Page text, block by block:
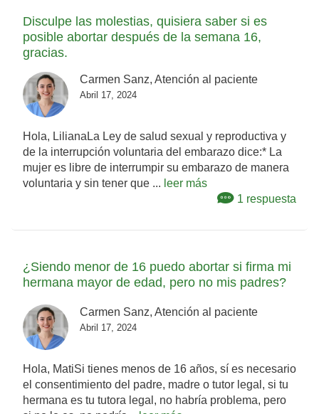
Disculpe las molestias, quisiera saber si es
posible abortar después de la semana 16,
gracias.
Carmen Sanz, Atención al paciente
Abril 17, 2024
Hola, LilianaLa Ley de salud sexual y reproductiva y
de la interrupción voluntaria del embarazo dice:* La
mujer es libre de interrumpir su embarazo de manera
voluntaria y sin tener que ... leer más
1 respuesta
¿Siendo menor de 16 puedo abortar si firma mi
hermana mayor de edad, pero no mis padres?
Carmen Sanz, Atención al paciente
Abril 17, 2024
Hola, MatiSi tienes menos de 16 años, sí es necesario
el consentimiento del padre, madre o tutor legal, si tu
hermana es tu tutora legal, no habría problema, pero